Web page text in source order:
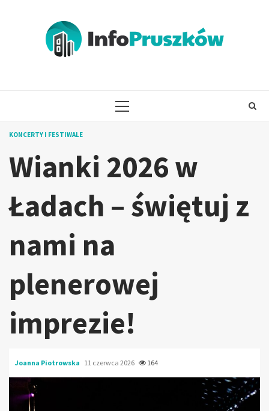
PRIMARY
KONCERTY I FESTIWALE
Wianki 2026 w
Ładach – świętuj z
nami na
plenerowej
imprezie!
Joanna Piotrowska 11 czerwca 2026 164